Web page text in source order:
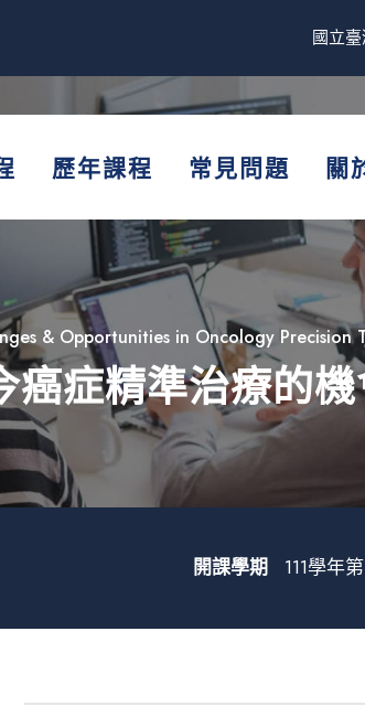
國立
歷年課程 常見問題 關
& Opportunities in Oncology Precision
症精準治療的
開課學期 111學年